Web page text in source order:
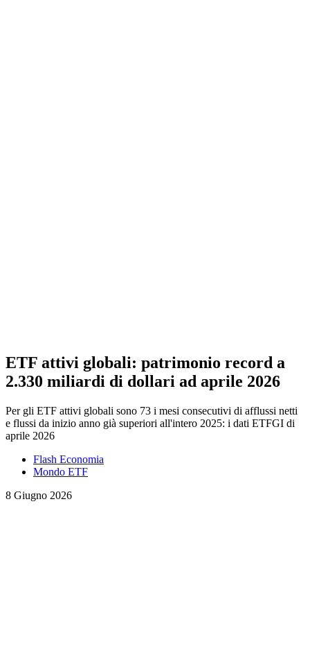
ETF attivi globali: patrimonio record a
2.330 miliardi di dollari ad aprile 2026
Per gli ETF attivi globali sono 73 i mesi consecutivi di afflussi netti
e flussi da inizio anno già superiori all'intero 2025: i dati ETFGI di
aprile 2026
Flash Economia
Mondo ETF
8 Giugno 2026